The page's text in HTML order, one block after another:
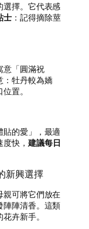
選擇。它代表感
士 ：記得摘除莖
意「圓滿祝
：牡丹較為嬌
置。
的愛」，最適
快， 建議每日
新興選擇
親可將它們放在
陣陣清香。這類
卉新手。